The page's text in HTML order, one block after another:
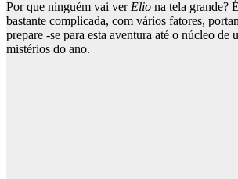
Por que ninguém vai verElio na tela grande?
bastante complicada, com vários fatores,
prepare -se para esta aventura até o núcleo de
mistérios do ano.